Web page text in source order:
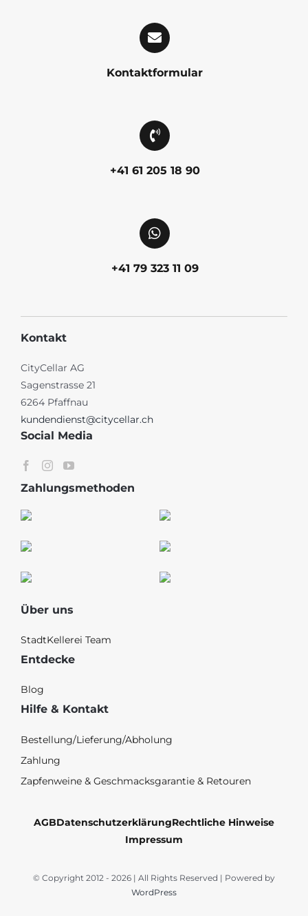
Kontaktformular
+41 61 205 18 90
+41 79 323 11 09
Kontakt
CityCellar AG
Sagenstrasse 21
6264 Pfaffnau
kundendienst@citycellar.ch
Social Media
Zahlungsmethoden
Über uns
StadtKellerei Team
Entdecke
Blog
Hilfe & Kontakt
Bestellung/Lieferung/Abholung
Zahlung
Zapfenweine & Geschmacksgarantie & Retouren
AGBDatenschutzerklärungRechtliche Hinweise
Impressum
© Copyright 2012 - 2026 | All Rights Reserved | Powered by
WordPress